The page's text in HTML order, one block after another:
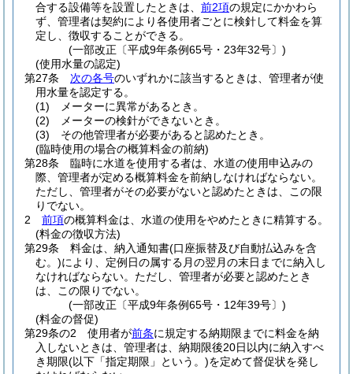
合する設備等を設置したときは、 前2項の規定にかかわら
ず、管理者は契約により各使用者ごとに検針して料金を算
定し、徴収することができる。
(一部改正〔平成9年条例65号・23年32号〕)
(使用水量の認定)
第27条
次の各号のいずれかに該当するときは、管理者が使
用水量を認定する。
(1)
メーターに異常があるとき。
(2)
メーターの検針ができないとき。
(3)
その他管理者が必要があると認めたとき。
(臨時使用の場合の概算料金の前納)
第28条
臨時に水道を使用する者は、水道の使用申込みの
際、管理者が定める概算料金を前納しなければならない。
ただし、管理者がその必要がないと認めたときは、この限
りでない。
2
前項の概算料金は、水道の使用をやめたときに精算する。
(料金の徴収方法)
第29条
料金は、納入通知書(口座振替及び自動払込みを含
む。)により、定例日の属する月の翌月の末日までに納入し
なければならない。 ただし、管理者が必要と認めたとき
は、この限りでない。
(一部改正〔平成9年条例65号・12年39号〕)
(料金の督促)
第29条の2
使用者が前条に規定する納期限までに料金を納
入しないときは、管理者は、納期限後20日以内に納入すべ
き期限(以下「指定期限」という。)を定めて督促状を発し